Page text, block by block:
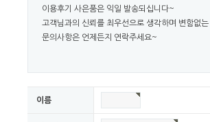
이용후기 사은품은 익일 발송되십니다~
고객님과의 신뢰를 최우선으로 생각하며 변함없
문의사항은 언제든지 연락주세요~
이름